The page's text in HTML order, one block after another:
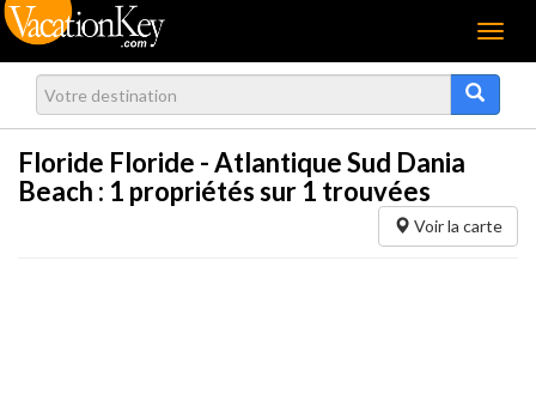
Menu
Floride Floride - Atlantique Sud Dania
Beach : 1 propriétés sur 1 trouvées
Voir la carte